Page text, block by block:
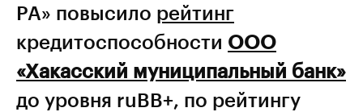
РА» повысило рейтинг
кредитоспособности ООО
«Хакасский муниципальный банк»
до уровня ruBB+, по рейтингу